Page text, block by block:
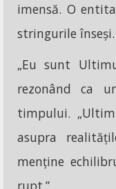
imensă. O
stringurile înseși.
„Eu sunt
rezonând ca
timpului.
asupra
menține
rupt.”